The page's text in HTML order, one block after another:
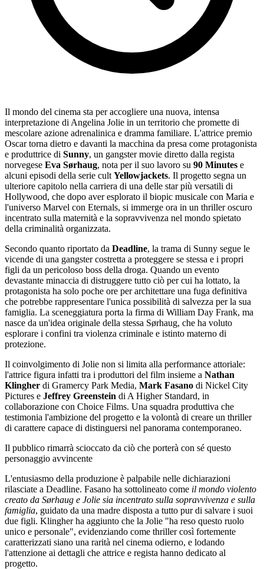
Il mondo del cinema sta per accogliere una nuova, intensa
interpretazione di Angelina Jolie in un territorio che promette di
mescolare azione adrenalinica e dramma familiare. L'attrice premio
Oscar torna dietro e davanti la macchina da presa come protagonista
e produttrice di Sunny, un gangster movie diretto dalla regista
norvegese Eva Sørhaug, nota per il suo lavoro su 90 Minutes e
alcuni episodi della serie cult Yellowjackets. Il progetto segna un
ulteriore capitolo nella carriera di una delle star più versatili di
Hollywood, che dopo aver esplorato il biopic musicale con Maria e
l'universo Marvel con Eternals, si immerge ora in un thriller oscuro
incentrato sulla maternità e la sopravvivenza nel mondo spietato
della criminalità organizzata.
Secondo quanto riportato da Deadline, la trama di Sunny segue le
vicende di una gangster costretta a proteggere se stessa e i propri
figli da un pericoloso boss della droga. Quando un evento
devastante minaccia di distruggere tutto ciò per cui ha lottato, la
protagonista ha solo poche ore per architettare una fuga definitiva
che potrebbe rappresentare l'unica possibilità di salvezza per la sua
famiglia. La sceneggiatura porta la firma di William Day Frank, ma
nasce da un'idea originale della stessa Sørhaug, che ha voluto
esplorare i confini tra violenza criminale e istinto materno di
protezione.
Il coinvolgimento di Jolie non si limita alla performance attoriale:
l'attrice figura infatti tra i produttori del film insieme a Nathan
Klingher di Gramercy Park Media, Mark Fasano di Nickel City
Pictures e Jeffrey Greenstein di A Higher Standard, in
collaborazione con Choice Films. Una squadra produttiva che
testimonia l'ambizione del progetto e la volontà di creare un thriller
di carattere capace di distinguersi nel panorama contemporaneo.
Il pubblico rimarrà scioccato da ciò che porterà con sé questo
personaggio avvincente
L'entusiasmo della produzione è palpabile nelle dichiarazioni
rilasciate a Deadline. Fasano ha sottolineato come il mondo violento
creato da Sørhaug e Jolie sia incentrato sulla sopravvivenza e sulla
famiglia, guidato da una madre disposta a tutto pur di salvare i suoi
due figli. Klingher ha aggiunto che la Jolie "ha reso questo ruolo
unico e personale", evidenziando come thriller così fortemente
caratterizzati siano una rarità nel cinema odierno, e lodando
l'attenzione ai dettagli che attrice e regista hanno dedicato al
progetto.